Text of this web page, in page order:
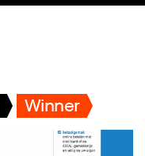
Winner